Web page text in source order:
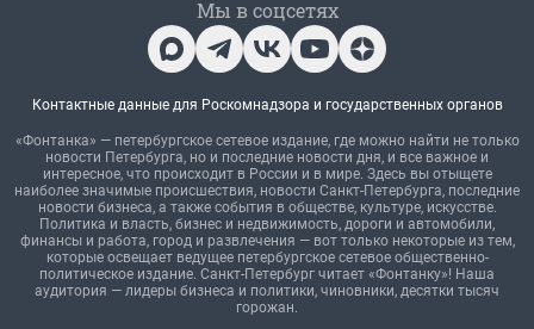
Мы в соцсетях
Контактные данные для Роскомнадзора и государственных органов
«Фонтанка» — петербургское сетевое издание, где можно найти не только
новости Петербурга, но и последние новости дня, и все важное и
интересное, что происходит в России и в мире. Здесь вы отыщете
наиболее значимые происшествия, новости Санкт-Петербурга, последние
новости бизнеса, а также события в обществе, культуре, искусстве.
Политика и власть, бизнес и недвижимость, дороги и автомобили,
финансы и работа, город и развлечения — вот только некоторые из тем,
которые освещает ведущее петербургское сетевое общественно-
политическое издание. Санкт-Петербург читает «Фонтанку»! Наша
аудитория — лидеры бизнеса и политики, чиновники, десятки тысяч
горожан.